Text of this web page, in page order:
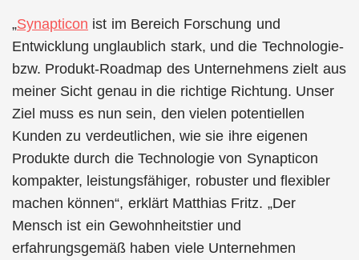
„Synapticon ist im Bereich Forschung und
Entwicklung unglaublich stark, und die Technologie-
bzw. Produkt-Roadmap des Unternehmens zielt aus
meiner Sicht genau in die richtige Richtung. Unser
Ziel muss es nun sein, den vielen potentiellen
Kunden zu verdeutlichen, wie sie ihre eigenen
Produkte durch die Technologie von Synapticon
kompakter, leistungsfähiger, robuster und flexibler
machen können“, erklärt Matthias Fritz. „Der
Mensch ist ein Gewohnheitstier und
erfahrungsgemäß haben viele Unternehmen